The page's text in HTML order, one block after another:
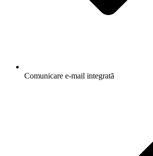
Comunicare e-mail integrată